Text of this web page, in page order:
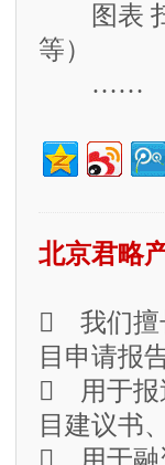
图表 扫
等）
……
北京君略
 我们擅
目申请报
 用于报
目建议书